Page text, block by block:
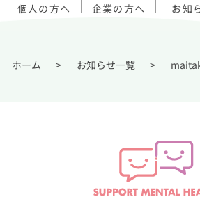
個人の方へ 企業の方へ お知
ホーム > お知らせ一覧 >